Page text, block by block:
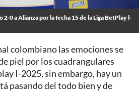
0 a Alianza por la fecha 15 de la Liga BetPlay l-
colombiano las emociones se
piel por los cuadrangulares
I-2025, sin embargo, hay un
pasando del todo bien y de